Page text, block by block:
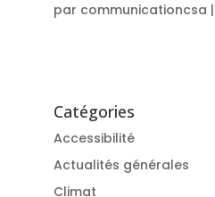
par communicationcsa |
Catégories
Accessibilité
Actualités générales
Climat